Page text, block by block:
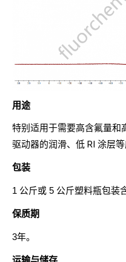
用途
特别适用于需要高含氟量和
驱动器的润滑、低 RI 涂层等
包装
1 公斤或 5 公斤塑料瓶包装
保质期
3年。
运输与储存